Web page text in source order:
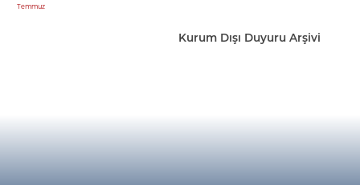
Temmuz
Kurum Dışı Duyuru Arşivi